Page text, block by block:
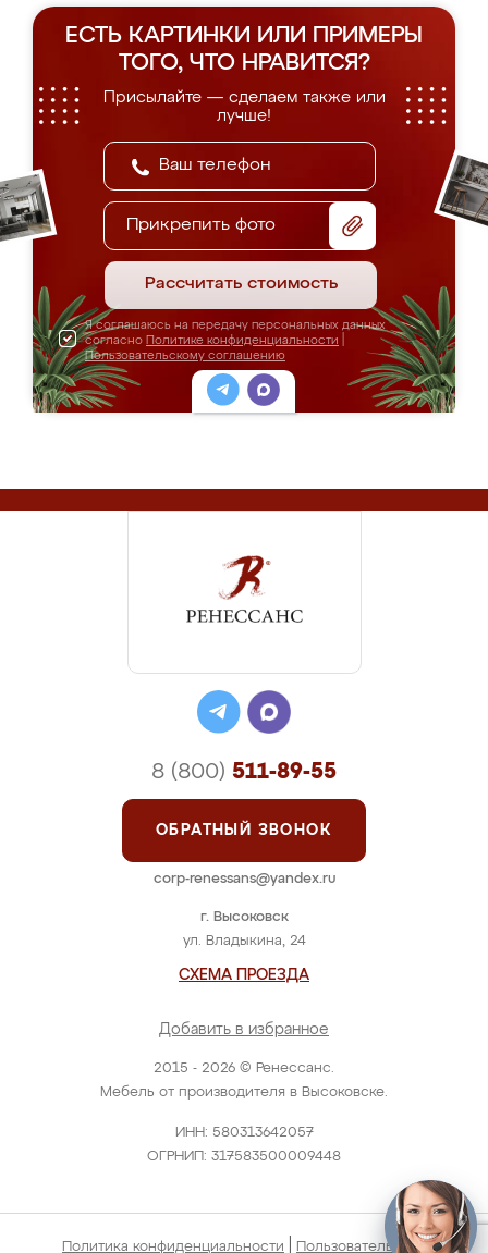
ЕСТЬ КАРТИНКИ ИЛИ ПРИМЕРЫ
ТОГО, ЧТО НРАВИТСЯ?
Присылайте — сделаем также или
лучше!
Прикрепить фото
Рассчитать стоимость
Я соглашаюсь на передачу персональных данных
согласно Политике конфиденциальности
Пользовательскому соглашению
2015 - 2026 © Ренессанс.
Мебель от производителя в Высоковске.
ИНН: 580313642057
ОГРНИП: 317583500009448
г. Высоковск
ул. Владыкина, 24
СХЕМА ПРОЕЗДА
Добавить в избранное
8 (800) 511-89-55
ОБРАТНЫЙ ЗВОНОК
corp-renessans@yandex.ru
Политика конфиденциальности Пользовательское